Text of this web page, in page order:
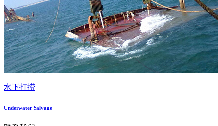
水下打捞
Underwater Salvage